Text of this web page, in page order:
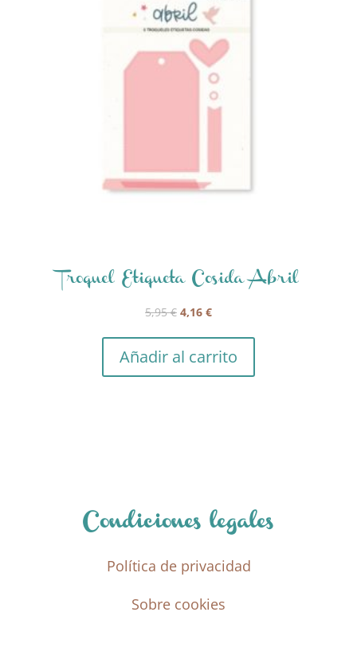
Troquel Etiqueta Cosida Abril
5,95€ El
original
era:
4,16 €El
actual
es:
Añadir al carrito
Condiciones legales
Política de privacidad
Sobre cookies